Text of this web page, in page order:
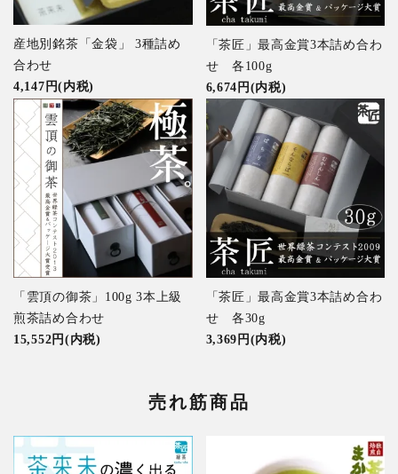
産地別銘茶「金袋」 3種詰め
合わせ
4,147円(内税)
「茶匠」最高金賞3本詰め合わ
せ 各100g
6,674円(内税)
「雲頂の御茶」100g 3本上級
煎茶詰め合わせ
15,552円(内税)
「茶匠」最高金賞3本詰め合わ
せ 各30g
3,369円(内税)
売れ筋商品